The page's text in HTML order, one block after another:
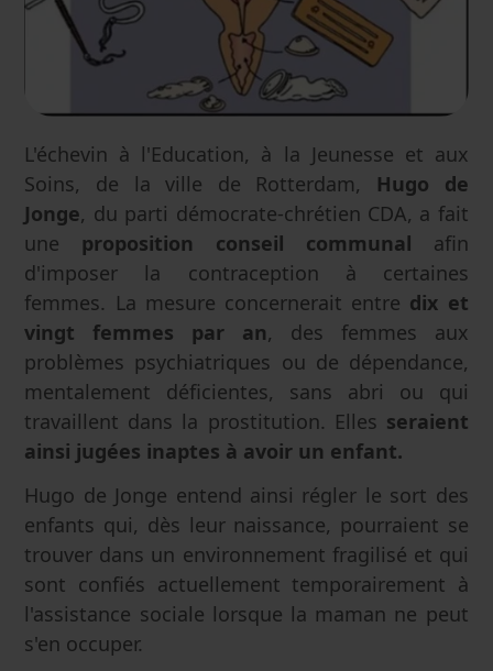
L'échevin à l'Education, à la Jeunesse et aux
Soins, de la ville de Rotterdam, Hugo de
Jonge, du parti démocrate-chrétien CDA, a fait
une proposition conseil communal afin
d'imposer la contraception à certaines
femmes. La mesure concernerait entre dix et
vingt femmes par an, des femmes aux
problèmes psychiatriques ou de dépendance,
mentalement déficientes, sans abri ou qui
travaillent dans la prostitution. Elles seraient
ainsi jugées inaptes à avoir un enfant.
Hugo de Jonge entend ainsi régler le sort des
enfants qui, dès leur naissance, pourraient se
trouver dans un environnement fragilisé et qui
sont confiés actuellement temporairement à
l'assistance sociale lorsque la maman ne peut
s'en occuper.